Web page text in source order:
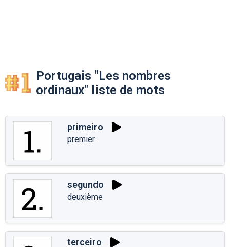
Portugais "Les nombres
ordinaux" liste de mots
primeiro
premier
segundo
deuxième
terceiro